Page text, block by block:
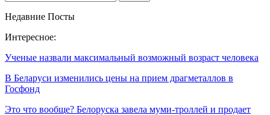
Недавние Посты
Интересное:
Ученые назвали максимальный возможный возраст человека
В Беларуси изменились цены на прием драгметаллов в
Госфонд
Это что вообще? Белоруска завела муми-троллей и продает